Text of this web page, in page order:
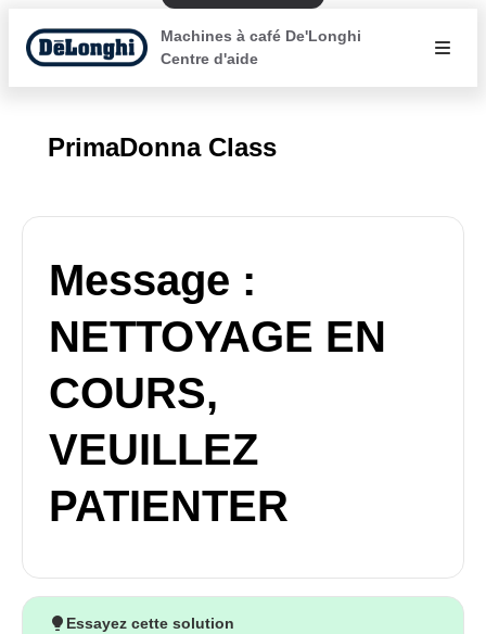
Machines à café De'Longhi
Centre d'aide
PrimaDonna Class
Message :
NETTOYAGE EN
COURS,
VEUILLEZ
PATIENTER
Essayez cette solution